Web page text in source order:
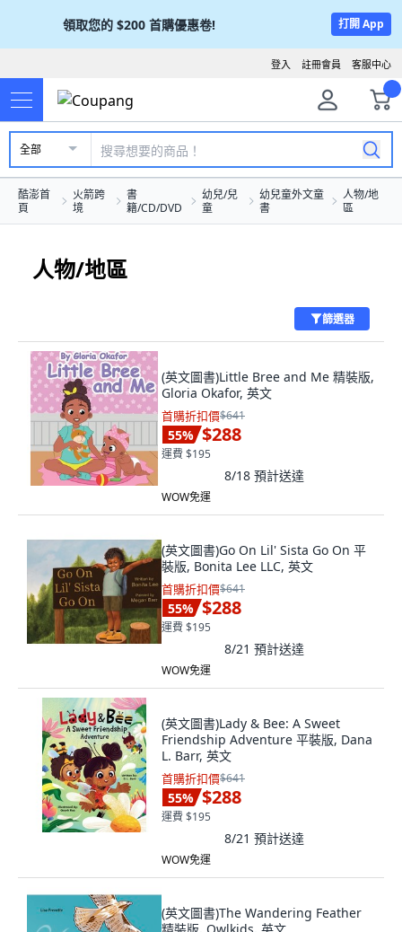
領取您的 $200 首購優惠卷! 打開 App
客服中心
註冊會員
登入
全部
酷澎首
頁
火箭跨
境
書
籍/CD/DVD
幼兒/兒
童
幼兒童外文童
書
人物/地
區
人物/地區
篩選器
(英文圖書)Little Bree and Me 精裝版,
Gloria Okafor, 英文
首購折扣價$641
55% $288
運費 $195
8/18 預計送達
WOW免運
(英文圖書)Go On Lil' Sista Go On 平
裝版, Bonita Lee LLC, 英文
首購折扣價$641
55% $288
運費 $195
8/21 預計送達
WOW免運
(英文圖書)Lady & Bee: A Sweet
Friendship Adventure 平裝版, Dana
L. Barr, 英文
首購折扣價$641
55% $288
運費 $195
8/21 預計送達
WOW免運
(英文圖書)The Wandering Feather